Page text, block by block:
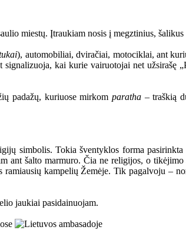
miestų. Įtraukiam nosis į megztinius,
), automobiliai, dviračiai, motociklai, ant
kai kurie vairuotojai net užsirašę
padažų, kuriuose mirkom paratha – traškią
simbolis. Tokia šventyklos forma
šalto marmuro. Čia ne religijos, o
ramiausių kampelių Žemėje. Tik pagalvoju –
jaukiai pasidainuojam.